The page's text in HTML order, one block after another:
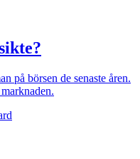
på börsen de senaste åren.